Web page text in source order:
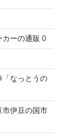
ーの通販 0
「なっとうの
市伊豆の国市